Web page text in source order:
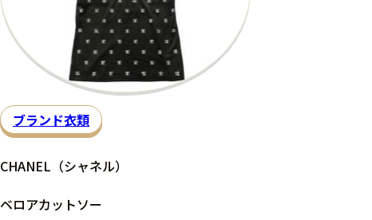
ブランド衣類
CHANEL（シャネル）
ベロアカットソー